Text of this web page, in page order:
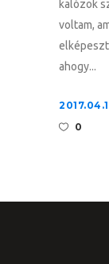
kalózok
voltam,
ahogy...
0